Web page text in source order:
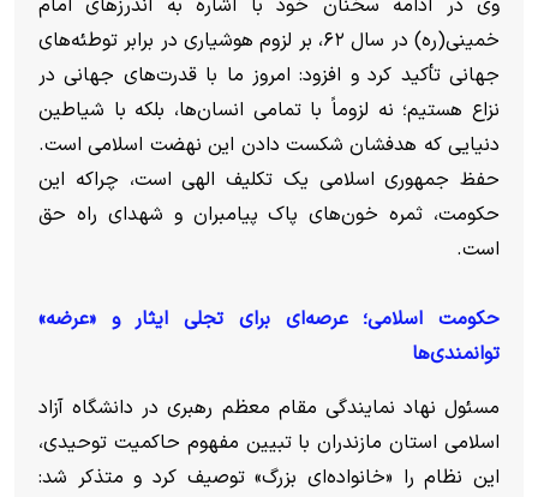
وی در ادامه سخنان خود با اشاره به اندرز‌های امام
خمینی(ره) در سال ۶۲، بر لزوم هوشیاری در برابر توطئه‌های
جهانی تأکید کرد و افزود: امروز ما با قدرت‌های جهانی در
نزاع هستیم؛ نه لزوماً با تمامی انسان‌ها، بلکه با شیاطین
دنیایی که هدفشان شکست دادن این نهضت اسلامی است.
حفظ جمهوری اسلامی یک تکلیف الهی است، چراکه این
حکومت، ثمره خون‌های پاک پیامبران و شهدای راه حق
است.
حکومت اسلامی؛ عرصه‌ای برای تجلی ایثار و «عرضه»
توانمندی‌ها
مسئول نهاد نمایندگی مقام معظم رهبری در دانشگاه آزاد
اسلامی استان مازندران با تبیین مفهوم حاکمیت توحیدی،
این نظام را «خانواده‌ای بزرگ» توصیف کرد و متذکر شد: